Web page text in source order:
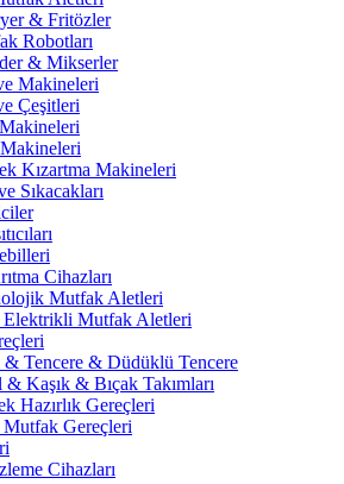
& Fritözler
Robotları
& Mikserler
Makineleri
Çeşitleri
Kızartma Makineleri
Sıkacakları
Cihazları
Mutfak Aletleri
Elektrikli Mutfak Aletleri
& Tencere & Düdüklü Tencere
& Kaşık & Bıçak Takımları
Hazırlık Gereçleri
Gereçleri
Cihazları